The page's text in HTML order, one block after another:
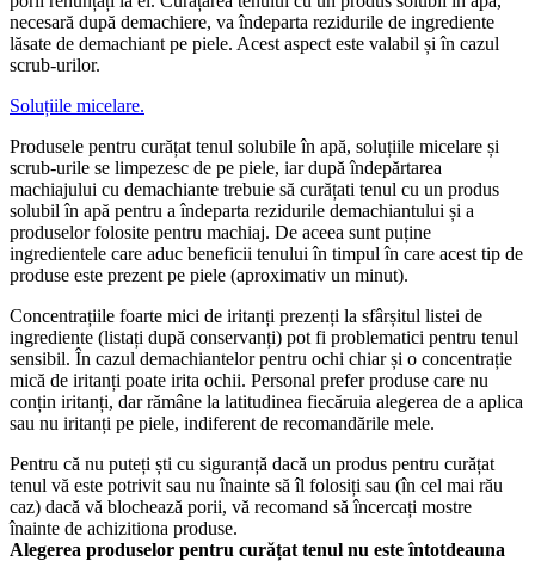
necesară după demachiere, va îndeparta rezidurile de ingrediente
lăsate de demachiant pe piele. Acest aspect este valabil și în cazul
scrub-urilor.
Soluțiile micelare.
Produsele pentru curățat tenul solubile în apă, soluțiile micelare și
scrub-urile se limpezesc de pe piele, iar după îndepărtarea
machiajului cu demachiante trebuie să curățati tenul cu un produs
solubil în apă pentru a îndeparta rezidurile demachiantului și a
produselor folosite pentru machiaj. De aceea sunt puține
ingredientele care aduc beneficii tenului în timpul în care acest tip de
produse este prezent pe piele (aproximativ un minut).
Concentrațiile foarte mici de iritanți prezenți la sfârșitul listei de
ingrediente (listați după conservanți) pot fi problematici pentru tenul
sensibil. În cazul demachiantelor pentru ochi chiar și o concentrație
mică de iritanți poate irita ochii. Personal prefer produse care nu
conțin iritanți, dar rămâne la latitudinea fiecăruia alegerea de a aplica
sau nu iritanți pe piele, indiferent de recomandările mele.
Pentru că nu puteți ști cu siguranță dacă un produs pentru curățat
tenul vă este potrivit sau nu înainte să îl folosiți sau (în cel mai rău
caz) dacă vă blochează porii, vă recomand să încercați mostre
înainte de achizitiona produse.
Alegerea produselor pentru curățat tenul nu este întotdeauna